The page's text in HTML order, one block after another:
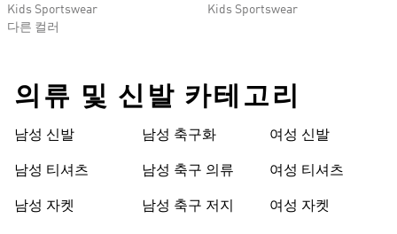
Kids Sportswear
다른 컬러
Kids Sportswear
의류 및 신발 카테고리
남성 신발
남성 티셔츠
남성 자켓
남성 축구화
남성 축구 의류
남성 축구 저지
여성 신발
여성 티셔츠
여성 자켓